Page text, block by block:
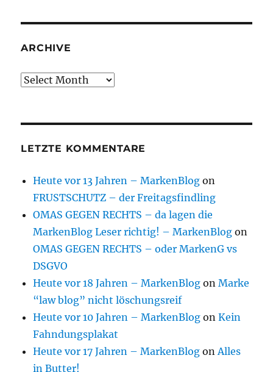
ARCHIVE
Archive
LETZTE KOMMENTARE
Heute vor 13 Jahren – MarkenBlog on
FRUSTSCHUTZ – der Freitagsfindling
OMAS GEGEN RECHTS – da lagen die
MarkenBlog Leser richtig! – MarkenBlog on
OMAS GEGEN RECHTS – oder MarkenG vs
DSGVO
Heute vor 18 Jahren – MarkenBlog onMarke
“law blog” nicht löschungsreif
Heute vor 10 Jahren – MarkenBlog onKein
Fahndungsplakat
Heute vor 17 Jahren – MarkenBlog onAlles
in Butter!